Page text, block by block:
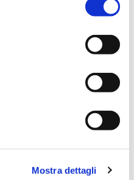
Mostra dettagli